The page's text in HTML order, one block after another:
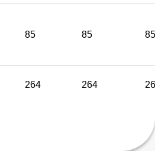
85 85 85
264 264